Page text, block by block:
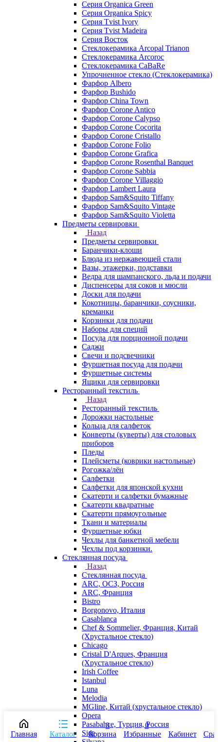
Серия Organica Green
Серия Organica Spicy
Серия Tvist Ivory
Серия Tvist Madeira
Серия Восток
Стеклокерамика Arcopal Trianon
Стеклокерамика Arcoroc
Стеклокерамика CaBaRe
Упрочненное стекло (Стеклокерамика)
Фарфор Albero
Фарфор Bushido
Фарфор China Town
Фарфор Corone Antico
Фарфор Corone Calypso
Фарфор Corone Cocorita
Фарфор Corone Cristallo
Фарфор Corone Folio
Фарфор Corone Grafica
Фарфор Corone Rosenthal Banquet
Фарфор Corone Sabbia
Фарфор Corone Villaggio
Фарфор Lambert Laura
Фарфор Sam&Squito Tiffany
Фарфор Sam&Squito Vintage
Фарфор Sam&Squito Violetta
Предметы сервировки
Назад
Предметы сервировки
Баранчики-клоши
Блюда из нержавеющей стали
Вазы, этажерки, подставки
Ведра для шампанского, льда и подачи
Диспенсеры для соков и мюсли
Доски для подачи
Кокотницы, баранчики, соусники,
креманки
Корзинки для подачи
Наборы для специй
Посуда для порционной подачи
Саджи
Свечи и подсвечники
Фуршетная посуда для подачи
Фуршетные системы
Ящики для сервировки
Ресторанный текстиль
Назад
Ресторанный текстиль
Дорожки настольные
Кольца для салфеток
Конверты (куверты) для столовых
приборов
Пледы
Плейсметы (коврики настольные)
Рогожка/лён
Салфетки
Салфетки для японской кухни
Скатерти и салфетки бумажные
Скатерти квадратные
Скатерти прямоугольные
Ткани и материалы
Фуршетные юбки
Чехлы для банкетной мебели
Чехлы под корзинки.
Стеклянная посуда
Назад
Стеклянная посуда
ARC, ОСЗ, Россия
ARC, Франция
Bistro
Borgonovo, Италия
Casablanca
Chef & Sommelier, Франция, Китай
(Хрустальное стекло)
Chicago
Cristal D'Arques, Франция
(Хрустальное стекло)
Irish Coffee
Istanbul
Luna
Melodia
MGline, Китай (хрустальное стекло)
Opera
Pasabahce, Турция, Россия
Side
Главная Каталог
0
Корзина
0
Избранные
Кабинет